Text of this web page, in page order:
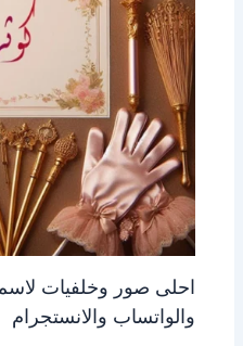
احلى صور وخلفيات
والواتساب والانستجرام